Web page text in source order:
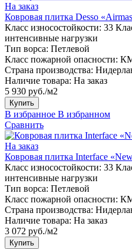
На заказ
Ковровая плитка Desso
Класс износостойкости: 33
интенсивные нагрузки
Тип ворса: Петлевой
Класс пожарной опасности:
Страна производства:
Наличие товара: На заказ
5 930 руб./м2
Купить
В избранное В избранном
Сравнить
На заказ
Ковровая плитка Interface
Класс износостойкости: 33
интенсивные нагрузки
Тип ворса: Петлевой
Класс пожарной опасности:
Страна производства:
Наличие товара: На заказ
3 072 руб./м2
Купить